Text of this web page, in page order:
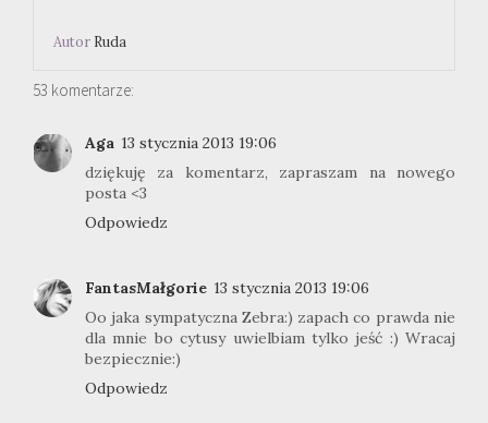
Autor Ruda
53 komentarze:
Aga 13 stycznia 2013 19:06
dziękuję za komentarz, zapraszam na nowego
posta <3
Odpowiedz
FantasMałgorie 13 stycznia 2013 19:06
Oo jaka sympatyczna Zebra:) zapach co prawda nie
dla mnie bo cytusy uwielbiam tylko jeść :) Wracaj
bezpiecznie:)
Odpowiedz